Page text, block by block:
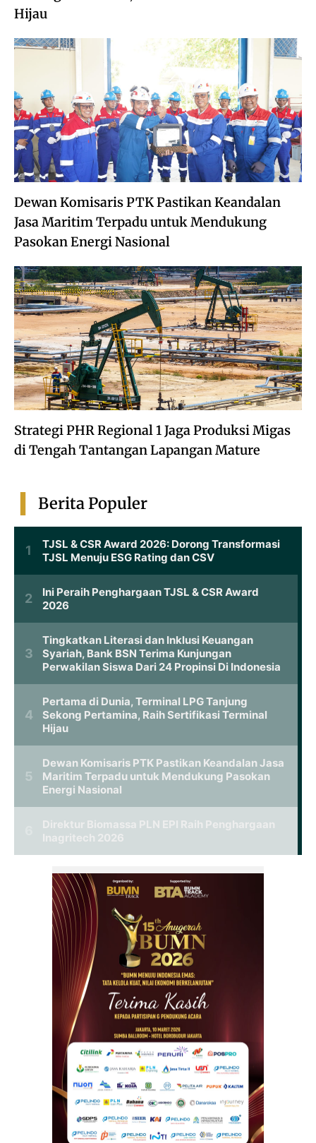
Hijau
Dewan Komisaris PTK Pastikan Keandalan
Jasa Maritim Terpadu untuk Mendukung
Pasokan Energi Nasional
Strategi PHR Regional 1 Jaga Produksi Migas
di Tengah Tantangan Lapangan Mature
Berita Populer